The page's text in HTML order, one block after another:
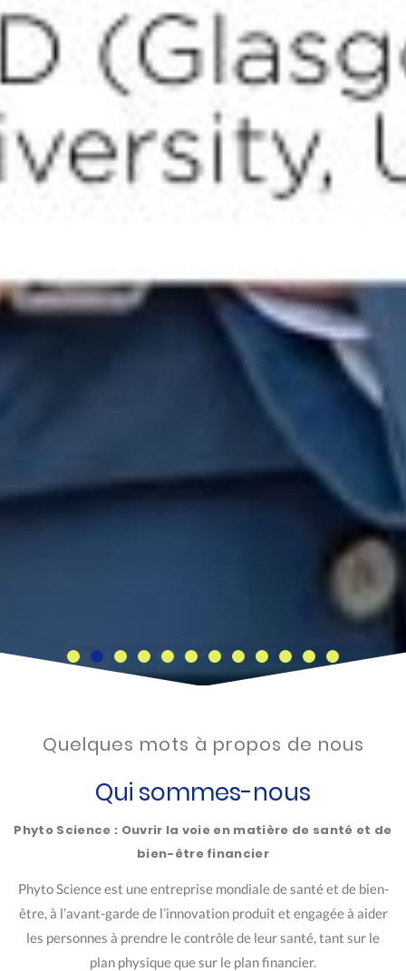
Quelques mots à propos de nous
Qui sommes-nous
Phyto Science : Ouvrir la voie en matière de santé et de
bien-être financier
Phyto Science est une entreprise mondiale de santé et de bien-
être, à l’avant-garde de l’innovation produit et engagée à aider
les personnes à prendre le contrôle de leur santé, tant sur le
plan physique que sur le plan financier.